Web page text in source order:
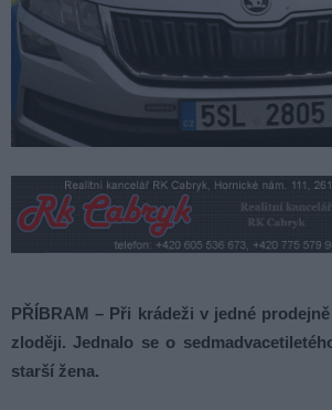
PŘÍBRAM – Při krádeži v jedné
zloději. Jednalo se o
starší žena.